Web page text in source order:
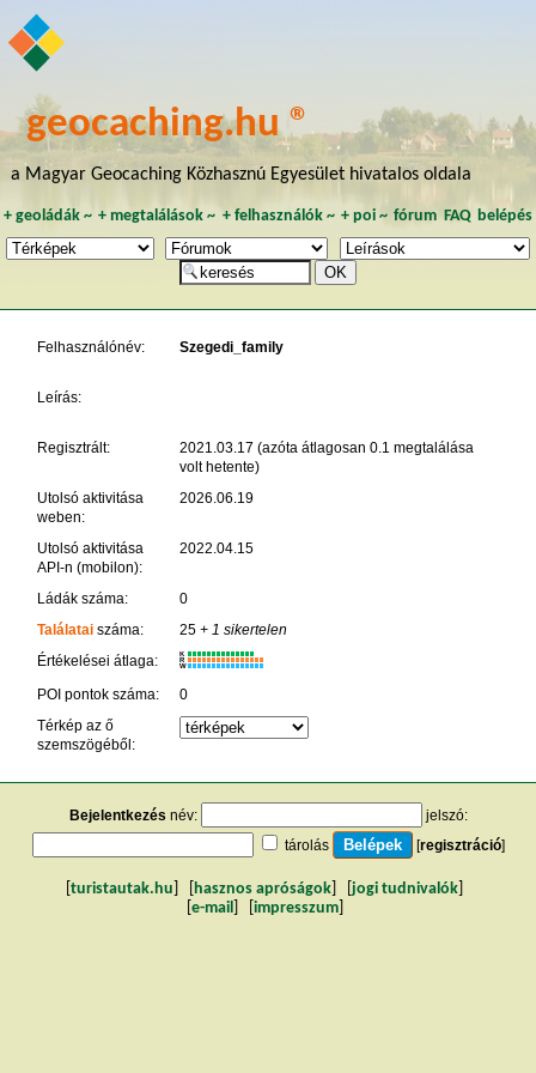
geocaching.hu ®
a Magyar Geocaching Közhasznú Egyesület hivatalos oldala
+ geoládák~ +megtalálások ~ + felhasználók~ + poi~ fórum FAQ belépés
Felhasználónév: Szegedi_family
Leírás:
Regisztrált:
2021.03.17 (azóta átlagosan 0.1 megtalálása
volt hetente)
Utolsó aktivitása
weben:
2026.06.19
Utolsó aktivitása
API-n (mobilon):
2022.04.15
Ládák száma:
0
Találataiszáma: 25+ 1 sikertelen
Értékelései átlaga:
K
R
W
POI pontok száma:
0
Térkép az ő
szemszögéből:
Bejelentkezés név:
jelszó:
tárolás
[regisztráció]
turistautak.hu hasznos apróságok jogi tudnivalók
e-mail impresszum]